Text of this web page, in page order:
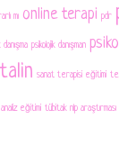
mı online terapi pdr
danışma psikolojik danışman
sanat terapisi eğitimi
eğitimi tübitak nlp araştırması